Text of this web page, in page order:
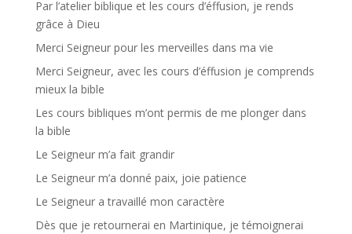
Par l’atelier biblique et les cours d’éffusion, je rends
grâce à Dieu
Merci Seigneur pour les merveilles dans ma vie
Merci Seigneur, avec les cours d’éffusion je comprends
mieux la bible
Les cours bibliques m’ont permis de me plonger dans
la bible
Le Seigneur m’a fait grandir
Le Seigneur m’a donné paix, joie patience
Le Seigneur a travaillé mon caractère
Dès que je retournerai en Martinique, je témoignerai